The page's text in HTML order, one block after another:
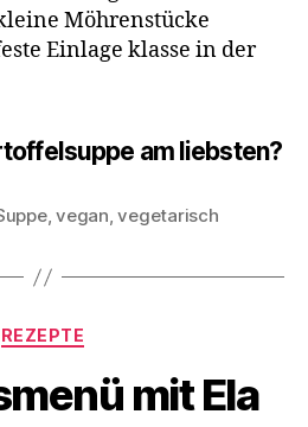
Möhrenstücke
Einlage klasse in der
am liebsten?
,vegan,vegetarisch
Kategorien
REZEPTE
mit Ela